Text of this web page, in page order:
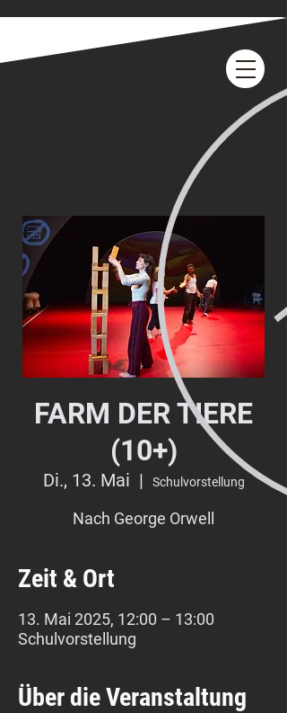
FARM DER TIERE
(10+)
Di., 13. Mai
  |
Schulvorstellung
Nach George Orwell
Zeit & Ort
13. Mai 2025, 12:00 – 13:00
Schulvorstellung
Über die Veranstaltung